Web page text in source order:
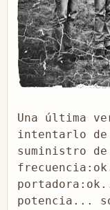
Una última
intentarlo
suministro
potencia...